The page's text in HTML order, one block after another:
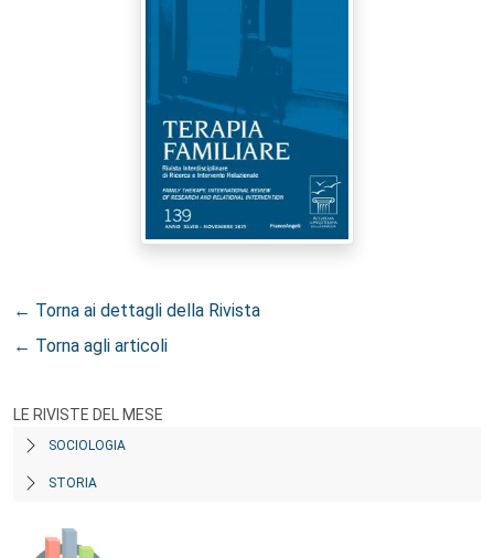
← Torna ai dettagli della Rivista
← Torna agli articoli
LE RIVISTE DEL MESE
SOCIOLOGIA
STORIA